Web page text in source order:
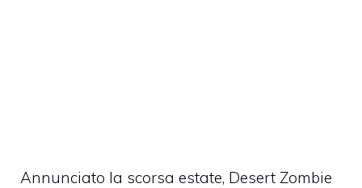
Annunciato la scorsa estate, Desert Zombie